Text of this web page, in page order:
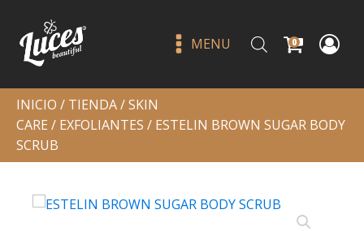
MENU 0
INICIO / TIENDA/SKIN
CARE / EXFOLIANTES / ESTELIN BROWN SUGAR BODY
SCRUB